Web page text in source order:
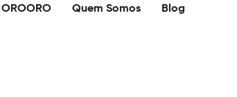
OROORO Quem Somos Blog